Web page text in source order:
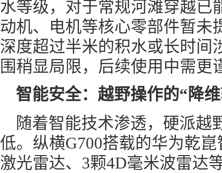
水等级，对于常规河滩穿越已
动机、电机等核心零部件暂未
深度超过半米的积水或长时间
围稍显局限，后续使用中需更
智能安全：越野操作的“降
随着智能技术渗透，硬派越
低。纵横G700搭载的华为乾
激光雷达、3颗4D毫米波雷达